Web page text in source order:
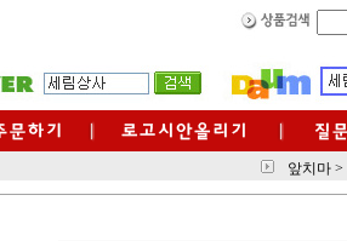
앞치마 >